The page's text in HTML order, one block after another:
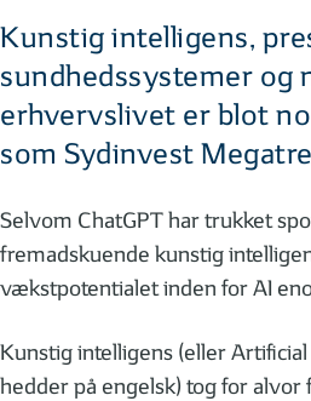
Kunstig intelligens,
sundhedssystemer og
erhvervslivet er blot
som Sydinvest
Selvom ChatGPT har trukket
fremadskuende kunstig
vækstpotentialet inden for AI
Kunstig intelligens (eller
hedder på engelsk) tog for alvor